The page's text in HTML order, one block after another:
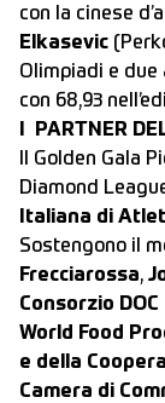
con la cinese
Elkasevic
Olimpiadi e due
con 68,93
I PARTNER
Il Golden Gala
Diamond
Italiana di
Sostengono il
Frecciarossa,
Consorzio
World Food
e della
Camera di